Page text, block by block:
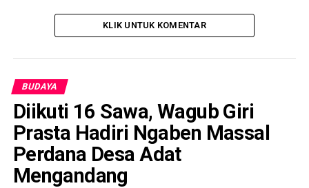
KLIK UNTUK KOMENTAR
BUDAYA
Diikuti 16 Sawa, Wagub Giri
Prasta Hadiri Ngaben Massal
Perdana Desa Adat
Mengandang